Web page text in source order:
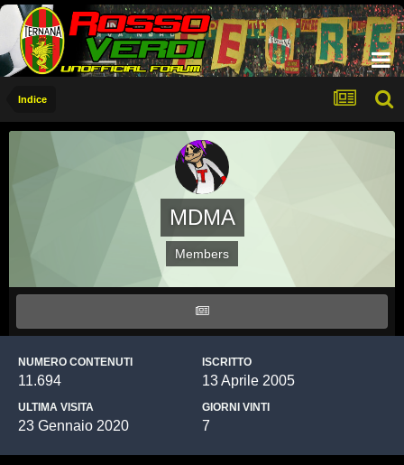
Indice
MDMA
Members
NUMERO CONTENUTI
11.694
ISCRITTO
13 Aprile 2005
ULTIMA VISITA
23 Gennaio 2020
GIORNI VINTI
7